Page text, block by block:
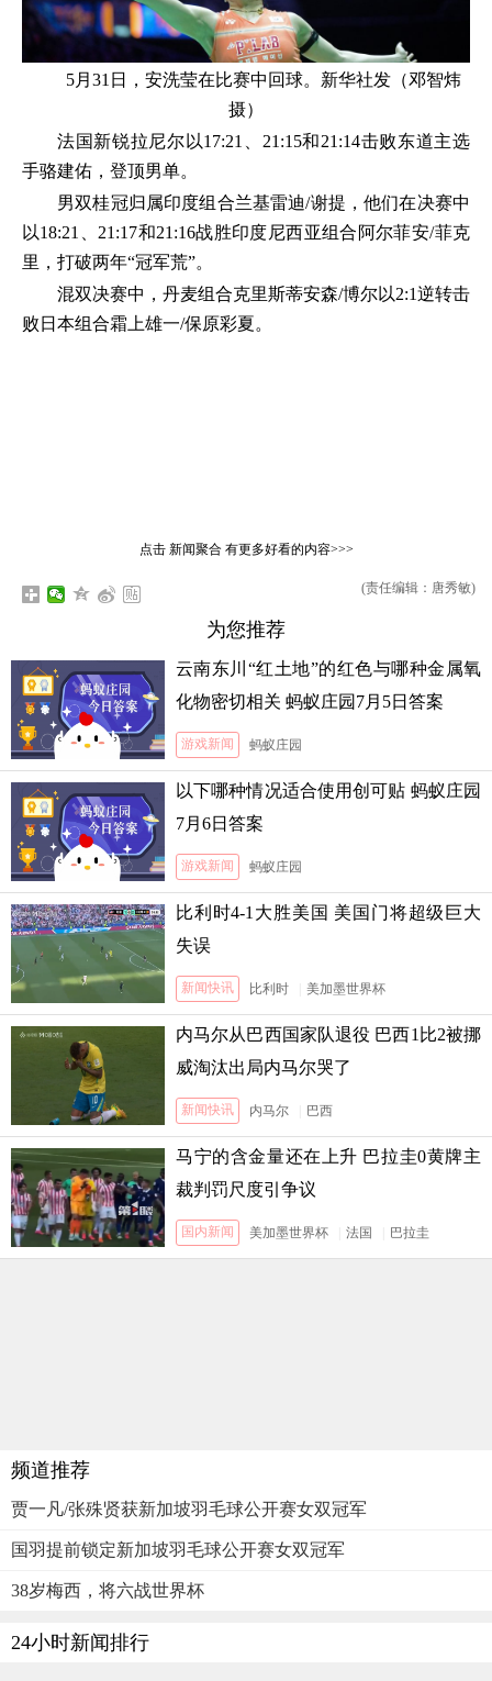
5月31日，安洗莹在比赛中回球。新华社发（邓智炜
摄）
法国新锐拉尼尔以17:21、21:15和21:14击败东道主选
手骆建佑，登顶男单。
男双桂冠归属印度组合兰基雷迪/谢提，他们在决赛中
以18:21、21:17和21:16战胜印度尼西亚组合阿尔菲安/菲克
里，打破两年“冠军荒”。
混双决赛中，丹麦组合克里斯蒂安森/博尔以2:1逆转击
败日本组合霜上雄一/保原彩夏。
点击 新闻聚合有更多好看的内容>>>
(责任编辑：唐秀敏)
为您推荐
云南东川“红土地”的红色与哪种金属氧
化物密切相关 蚂蚁庄园7月5日答案
游戏新闻 蚂蚁庄园
以下哪种情况适合使用创可贴 蚂蚁庄园
7月6日答案
游戏新闻 蚂蚁庄园
比利时4-1大胜美国 美国门将超级巨大
失误
新闻快讯 比利时 美加墨世界杯
内马尔从巴西国家队退役 巴西1比2被挪
威淘汰出局内马尔哭了
新闻快讯 内马尔 巴西
马宁的含金量还在上升 巴拉圭0黄牌主
裁判罚尺度引争议
国内新闻 美加墨世界杯 法国 巴拉圭
频道推荐
贾一凡/张殊贤获新加坡羽毛球公开赛女双冠军
国羽提前锁定新加坡羽毛球公开赛女双冠军
38岁梅西，将六战世界杯
24小时新闻排行